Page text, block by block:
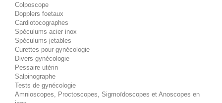
Colposcope
Dopplers foetaux
Cardiotocographes
Spéculums acier inox
Spéculums jetables
Curettes pour gynécologie
Divers gynécologie
Pessaire utérin
Salpinographe
Tests de gynécologie
Amnioscopes, Proctoscopes, Sigmoïdoscopes et Anoscopes en